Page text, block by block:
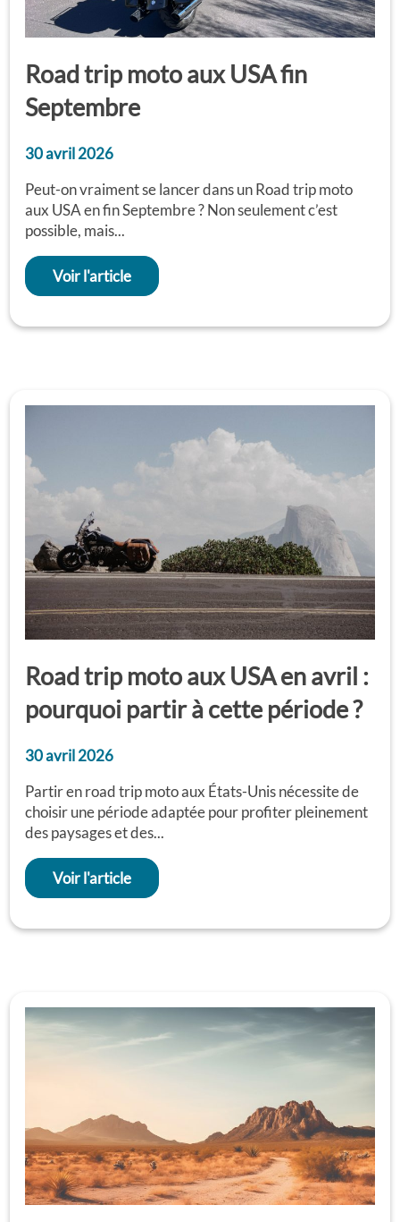
Road trip moto aux USA fin
Septembre
30 avril 2026
Peut-on vraiment se lancer dans un Road trip moto
aux USA en fin Septembre ? Non seulement c’est
possible, mais...
Voir l'article
Road trip moto aux USA en avril :
pourquoi partir à cette période ?
30 avril 2026
Partir en road trip moto aux États-Unis nécessite de
choisir une période adaptée pour profiter pleinement
des paysages et des...
Voir l'article